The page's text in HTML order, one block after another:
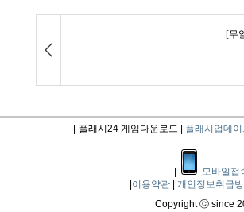
플래시24 게임다운로드 | 플래시업데이
모바일접
이용약관
개인정보취급
Copyright ⓒ since